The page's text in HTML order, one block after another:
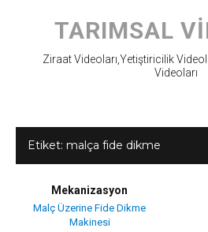
content
TARIMSAL
Ziraat Videoları,Yetiştiricilik
Videoları
Etiket: malça fide dikme
Mekanizasyon
Malç Üzerine Fide Dikme
Makinesi